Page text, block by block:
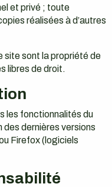
et privé ; toute
réalisées à d’autres
site sont la propriété de
libres de droit.
les fonctionnalités du
dernières versions
Firefox (logiciels